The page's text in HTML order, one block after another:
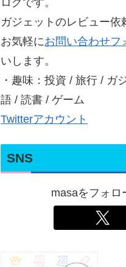
ガジェットのレビュー依
お気軽にお問い合わせフ
いします。
・趣味：投資 / 旅行 / ガ
語 / 読書 / ゲーム
Twitterアカウント
SNS
masaをフォロ